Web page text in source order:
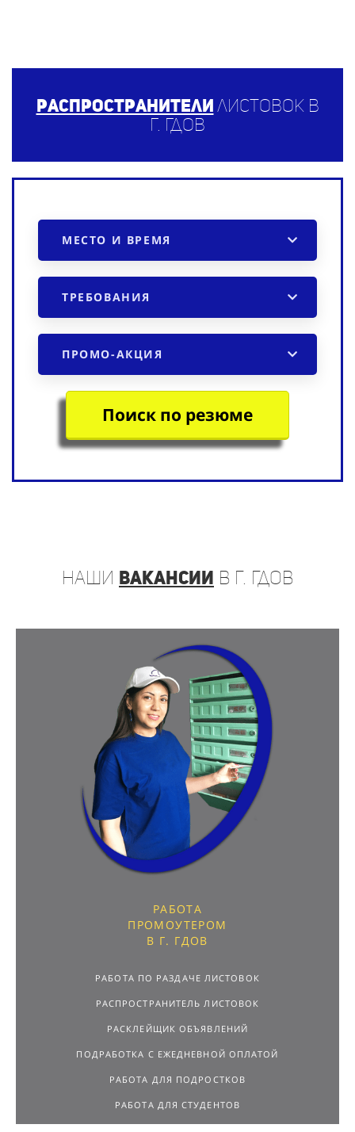
Распространители листовок в
г. Гдов
МЕСТО И ВРЕМЯ
ТРЕБОВАНИЯ
ПРОМО-АКЦИЯ
Поиск по резюме
наши вакансии в г. Гдов
РАБОТА
ПРОМОУТЕРОМ
В Г. ГДОВ
РАБОТА ПО РАЗДАЧЕ ЛИСТОВОК
РАСПРОСТРАНИТЕЛЬ ЛИСТОВОК
РАСКЛЕЙЩИК ОБЪЯВЛЕНИЙ
ПОДРАБОТКА С ЕЖЕДНЕВНОЙ ОПЛАТОЙ
РАБОТА ДЛЯ ПОДРОСТКОВ
РАБОТА ДЛЯ СТУДЕНТОВ